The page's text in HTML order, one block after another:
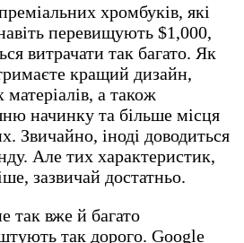
хромбуків, які
перевищують $1,000,
витрачати так багато. Як
кращий дизайн,
а також
начинку та більше місця
Звичайно, іноді доводиться
Але тих характеристик,
зазвичай достатньо.
так вже й багато
так дорого. Google